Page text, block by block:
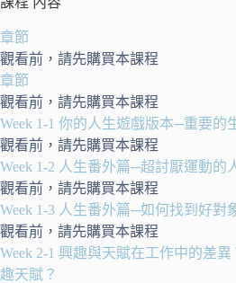
章節
觀看前，請先購買本課程
章節
觀看前，請先購買本課程
Week 1-1 你的人生遊戲版本─重要的
觀看前，請先購買本課程
Week 1-2 人生番外篇─超討厭運動的
觀看前，請先購買本課程
Week 1-3 人生番外篇─如何找到好對
觀看前，請先購買本課程
Week 2-1 興趣與天賦在工作中的差
趣天賦？